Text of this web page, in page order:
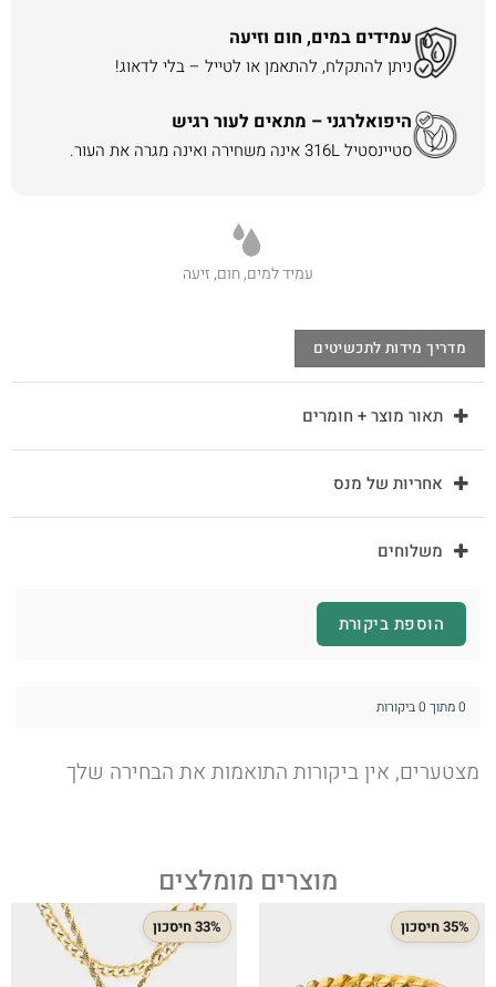
עמידים במים, חום וזיעה
ניתן להתקלח, להתאמן או לטייל – בלי לדאוג!
היפואלרגני – מתאים לעור רגיש
סטיינסטיל 316L אינה משחירה ואינה מגרה את העור.
עמיד למים, חום, זיעה
מדריך מידות לתכשיטים
תאור מוצר + חומרים
אחריות של מנס
משלוחים
הוספת ביקורת
0 מתוך 0 ביקורות
מצטערים, אין ביקורות התואמות את הבחירה שלך
מוצרים מומלצים
35% חיסכון 33% חיסכון